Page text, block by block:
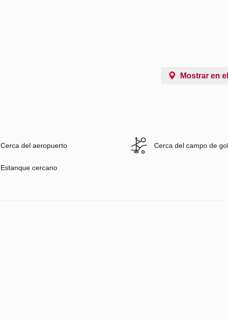
Mostrar en
Cerca del aeropuerto Cerca del campo de
Estanque cercano